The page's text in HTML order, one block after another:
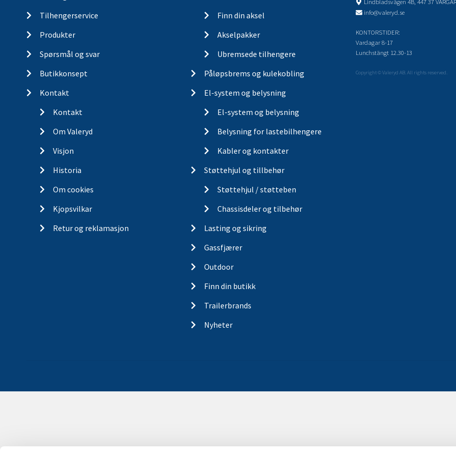
Tilhengerservice
Produkter
Spørsmål og svar
Butikkonsept
Kontakt
Kontakt
Om Valeryd
Visjon
Historia
Om cookies
Kjopsvilkar
Retur og reklamasjon
Finn din aksel
Akselpakker
Ubremsede tilhengere
Påløpsbrems og kulekobling
El-system og belysning
El-system og belysning
Belysning for lastebilhengere
Kabler og kontakter
Støttehjul og tillbehør
Støttehjul / støtteben
Chassisdeler og tilbehør
Lasting og sikring
Gassfjærer
Outdoor
Finn din butikk
Trailerbrands
Nyheter
Lindbladsvägen 4B, 447 37
info@valeryd.se
KONTORSTIDER:
Vardagar 8-17
Lunchstängt 12.30-13
Copyright © Valeryd AB. All rights reserved.